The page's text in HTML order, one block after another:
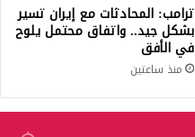
ترامب: المحادثات مع إيران تسير
بشكل جيد.. واتفاق محتمل يلوح
في الأفق
منذ ساعتين